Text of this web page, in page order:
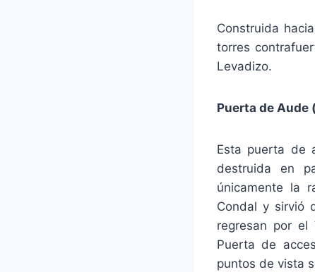
Construida
torres
Levadizo.
Puerta de Aude
Esta puerta de
destruida en
únicamente la
Condal y sirvió
regresan por el
Puerta de
puntos de vista